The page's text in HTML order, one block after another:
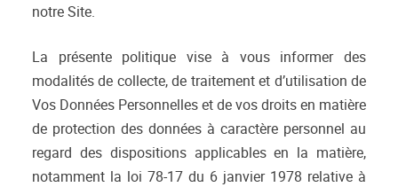
notre Site.
La présente politique vise à vous informer des
modalités de collecte, de traitement et d’utilisation de
Vos Données Personnelles et de vos droits en matière
de protection des données à caractère personnel au
regard des dispositions applicables en la matière,
notamment la loi 78-17 du 6 janvier 1978 relative à